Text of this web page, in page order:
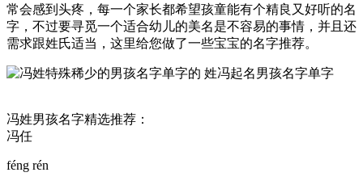
常会感到头疼，每一个家长都希望孩童能有个精良又好听的名
字，不过要寻觅一个适合幼儿的美名是不容易的事情，并且还
需求跟姓氏适当，这里给您做了一些宝宝的名字推荐。
冯姓男孩名字精选推荐：
冯任
féng rén